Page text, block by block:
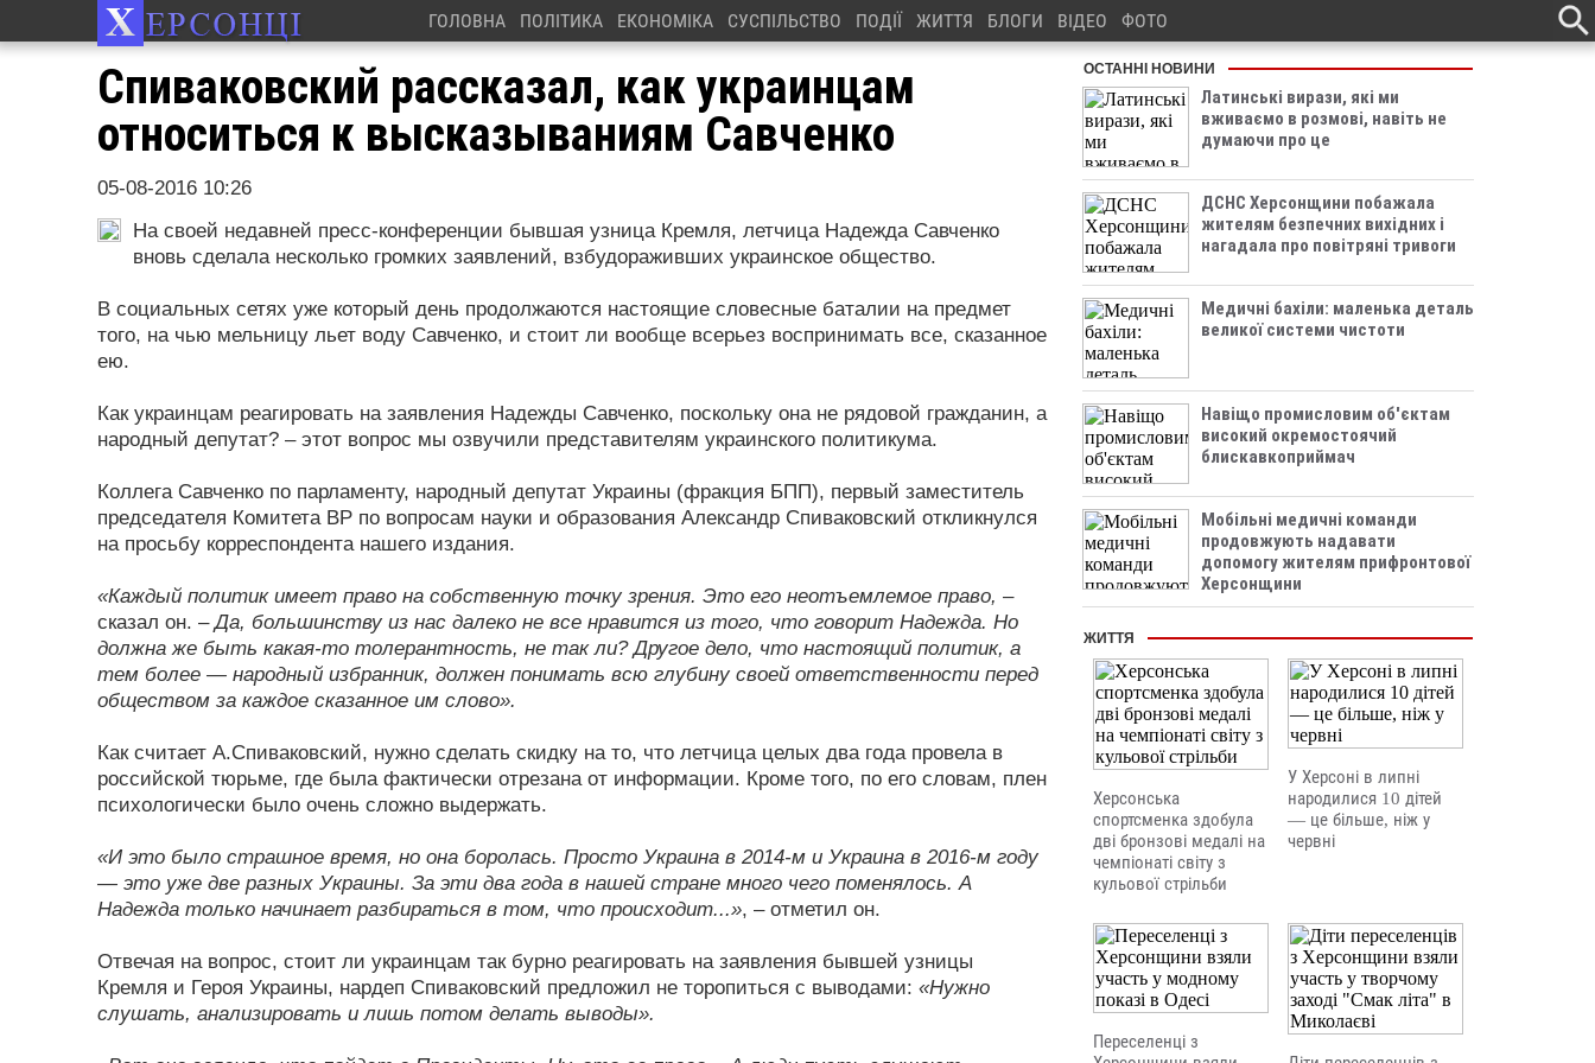
ГОЛОВНА ПОЛІТИКА ЕКОНОМІКА СУСПІЛЬСТВО ПОДІЇ ЖИТТЯ БЛОГИ ВІДЕО ФОТО
Спиваковский рассказал, как украинцам
относиться к высказываниям Савченко
05-08-2016 10:26
На своей недавней пресс-конференции бывшая узница Кремля, летчица Надежда Савченко
вновь сделала несколько громких заявлений, взбудораживших украинское общество.
В социальных сетях уже который день продолжаются настоящие словесные баталии на предмет
того, на чью мельницу льет воду Савченко, и стоит ли вообще всерьез воспринимать все, сказанное
ею.
Как украинцам реагировать на заявления Надежды Савченко, поскольку она не рядовой гражданин, а
народный депутат? – этот вопрос мы озвучили представителям украинского политикума.
Коллега Савченко по парламенту, народный депутат Украины (фракция БПП), первый заместитель
председателя Комитета ВР по вопросам науки и образования Александр Спиваковский откликнулся
на просьбу корреспондента нашего издания.
«Каждый политик имеет право на собственную точку зрения. Это его неотъемлемое право, –
сказал он. –Да, большинству из нас далеко не все нравится из того, что говорит Надежда. Но
должна же быть какая-то толерантность, не так ли? Другое дело, что настоящий политик, а
тем более — народный избранник, должен понимать всю глубину своей ответственности перед
обществом за каждое сказанное им слово».
Как считает А.Спиваковский, нужно сделать скидку на то, что летчица целых два года провела в
российской тюрьме, где была фактически отрезана от информации. Кроме того, по его словам, плен
психологически было очень сложно выдержать.
«И это было страшное время, но она боролась. Просто Украина в 2014-м и Украина в 2016-м году
— это уже две разных Украины. За эти два года в нашей стране много чего поменялось. А
Надежда только начинает разбираться в том, что происходит...», – отметил он.
Отвечая на вопрос, стоит ли украинцам так бурно реагировать на заявления бывшей узницы
Кремля и Героя Украины, нардеп Спиваковский предложил не торопиться с выводами: «Нужно
слушать, анализировать и лишь потом делать выводы».
ОСТАННІ НОВИНИ
Латинські вирази, які ми
вживаємо в розмові, навіть не
думаючи про це
ДСНС Херсонщини побажала
жителям безпечних вихідних і
нагадала про повітряні тривоги
Медичні бахіли: маленька деталь
великої системи чистоти
Навіщо промисловим об'єктам
високий окремостоячий
блискавкоприймач
Мобільні медичні команди
продовжують надавати
допомогу жителям прифронтової
Херсонщини
ЖИТТЯ
Херсонська
спортсменка здобула
дві бронзові медалі на
чемпіонаті світу з
кульової стрільби
У Херсоні в липні
народилися 10 дітей
— це більше, ніж у
червні
Переселенці з